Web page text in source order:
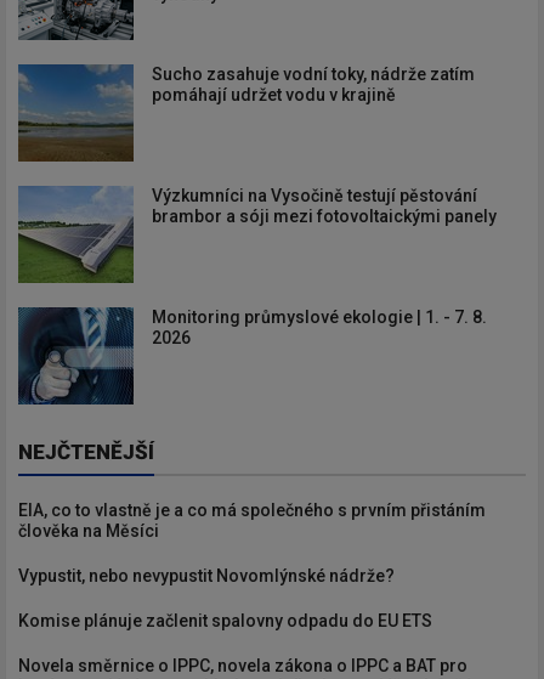
Sucho zasahuje vodní toky, nádrže zatím
pomáhají udržet vodu v krajině
Výzkumníci na Vysočině testují pěstování
brambor a sóji mezi fotovoltaickými panely
Monitoring průmyslové ekologie | 1. - 7. 8.
2026
NEJČTENĚJŠÍ
EIA, co to vlastně je a co má společného s prvním přistáním
člověka na Měsíci
Vypustit, nebo nevypustit Novomlýnské nádrže?
Komise plánuje začlenit spalovny odpadu do EU ETS
Novela směrnice o IPPC, novela zákona o IPPC a BAT pro